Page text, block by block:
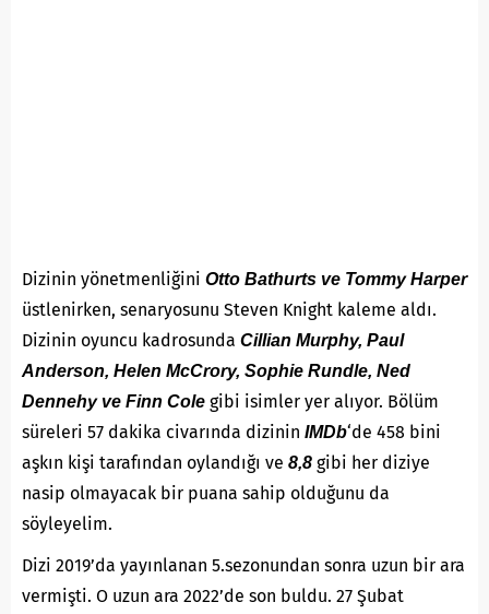
Dizinin yönetmenliğini Otto Bathurts ve Tommy Harper
üstlenirken, senaryosunu Steven Knight kaleme aldı.
Dizinin oyuncu kadrosunda Cillian Murphy, Paul
Anderson, Helen McCrory, Sophie Rundle, Ned
Dennehy ve Finn Cole gibi isimler yer alıyor. Bölüm
süreleri 57 dakika civarında dizinin IMDb‘de 458 bini
aşkın kişi tarafından oylandığı ve 8,8 gibi her diziye
nasip olmayacak bir puana sahip olduğunu da
söyleyelim.
Dizi 2019’da yayınlanan 5.sezonundan sonra uzun bir ara
vermişti. O uzun ara 2022’de son buldu. 27 Şubat